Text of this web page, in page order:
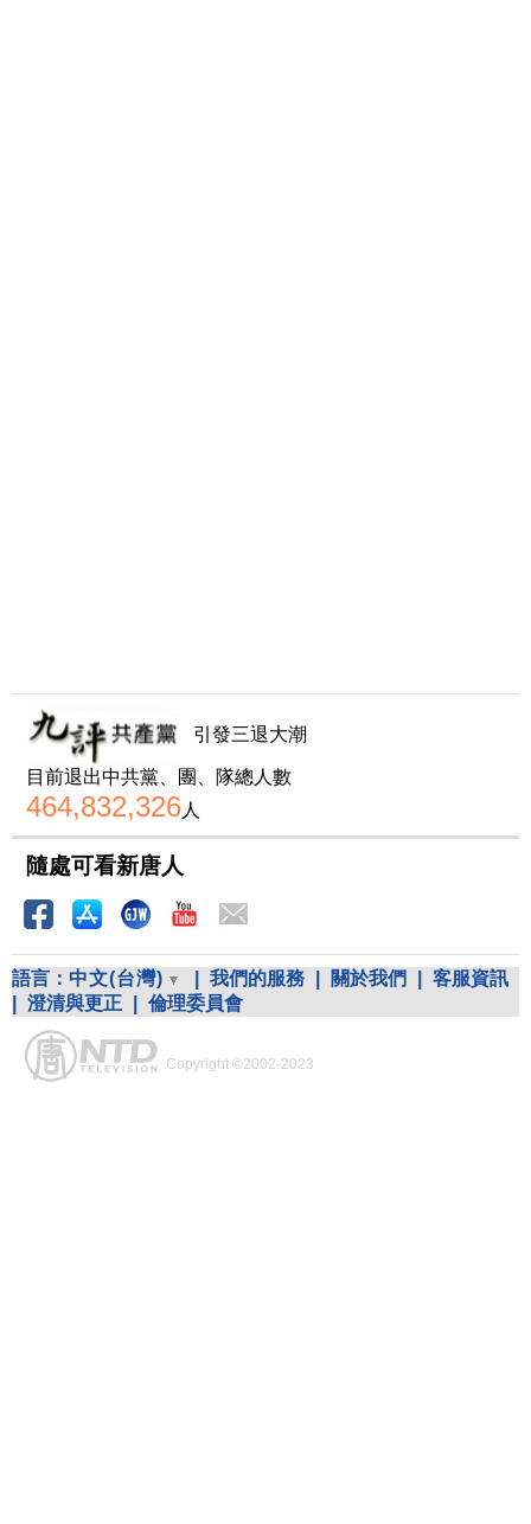
引發三退大潮
目前退出中共黨、團、隊總人數
464,832,326人
隨處可看新唐人
語言： 中文(台灣) 我們的服務 關於我們
客服資訊
澄清與更正 倫理委員會
Copyright ©2002-2023